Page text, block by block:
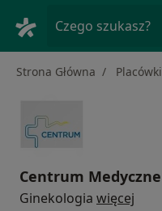
Czego szukasz?
Strona Główna Placówki
Centrum
Ginekologia więcej